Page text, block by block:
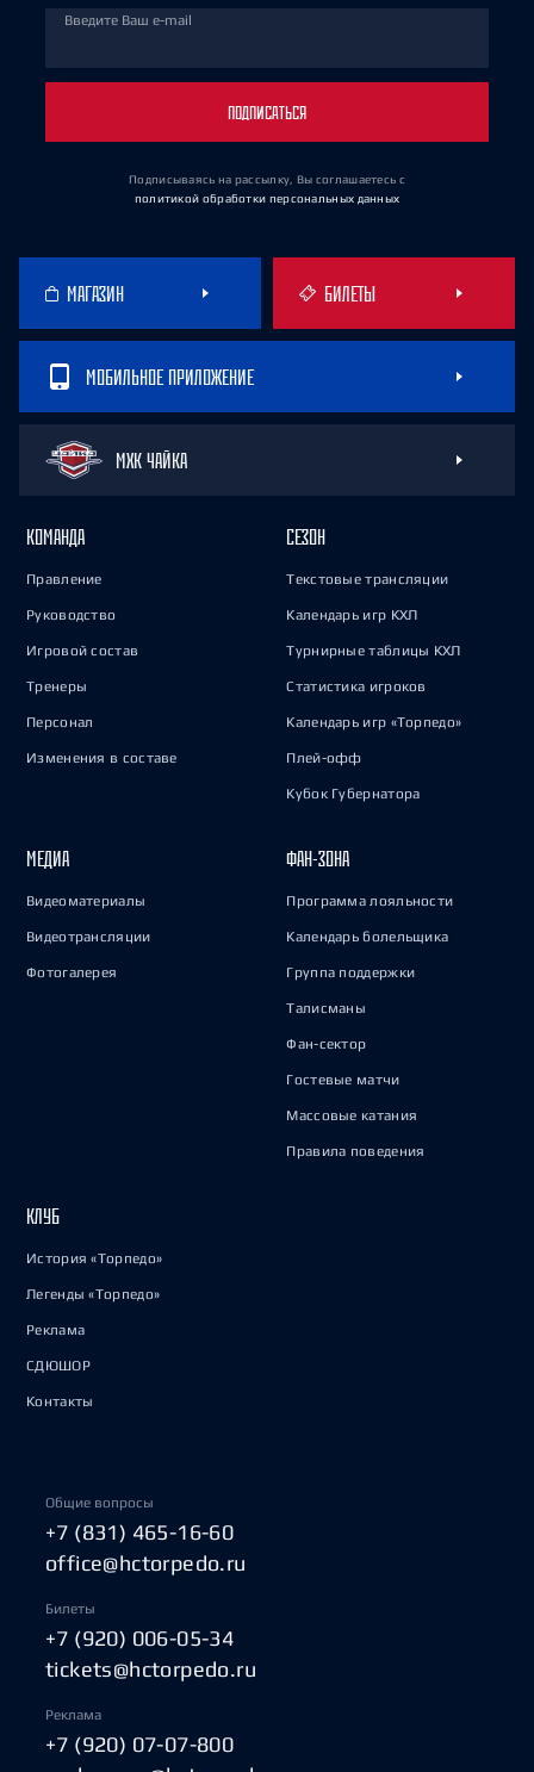
Введите Ваш e-mail
ПОДПИСАТЬСЯ
Подписываясь на рассылку, Вы соглашаетесь с
политикой обработки персональных данных
МАГАЗИН БИЛЕТЫ
МОБИЛЬНОЕ ПРИЛОЖЕНИЕ
МХК ЧАЙКА
КОМАНДА
Правление
Руководство
Игровой состав
Тренеры
Персонал
Изменения в составе
СЕЗОН
Текстовые трансляции
Календарь игр КХЛ
Турнирные таблицы КХЛ
Статистика игроков
Календарь игр «Торпедо»
Плей-офф
Кубок Губернатора
МЕДИА
Видеоматериалы
Видеотрансляции
Фотогалерея
ФАН-ЗОНА
Программа лояльности
Календарь болельщика
Группа поддержки
Талисманы
Фан-сектор
Гостевые матчи
Массовые катания
Правила поведения
КЛУБ
История «Торпедо»
Легенды «Торпедо»
Реклама
СДЮШОР
Контакты
Общие вопросы
+7 (831) 465-16-60
office@hctorpedo.ru
Билеты
+7 (920) 006-05-34
tickets@hctorpedo.ru
Реклама
+7 (920) 07-07-800